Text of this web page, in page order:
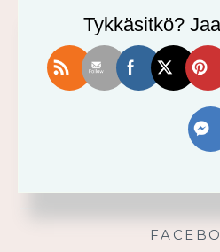
Vahvistu armosta!
Älä yritä omin voimin
Tykkäsitkö?